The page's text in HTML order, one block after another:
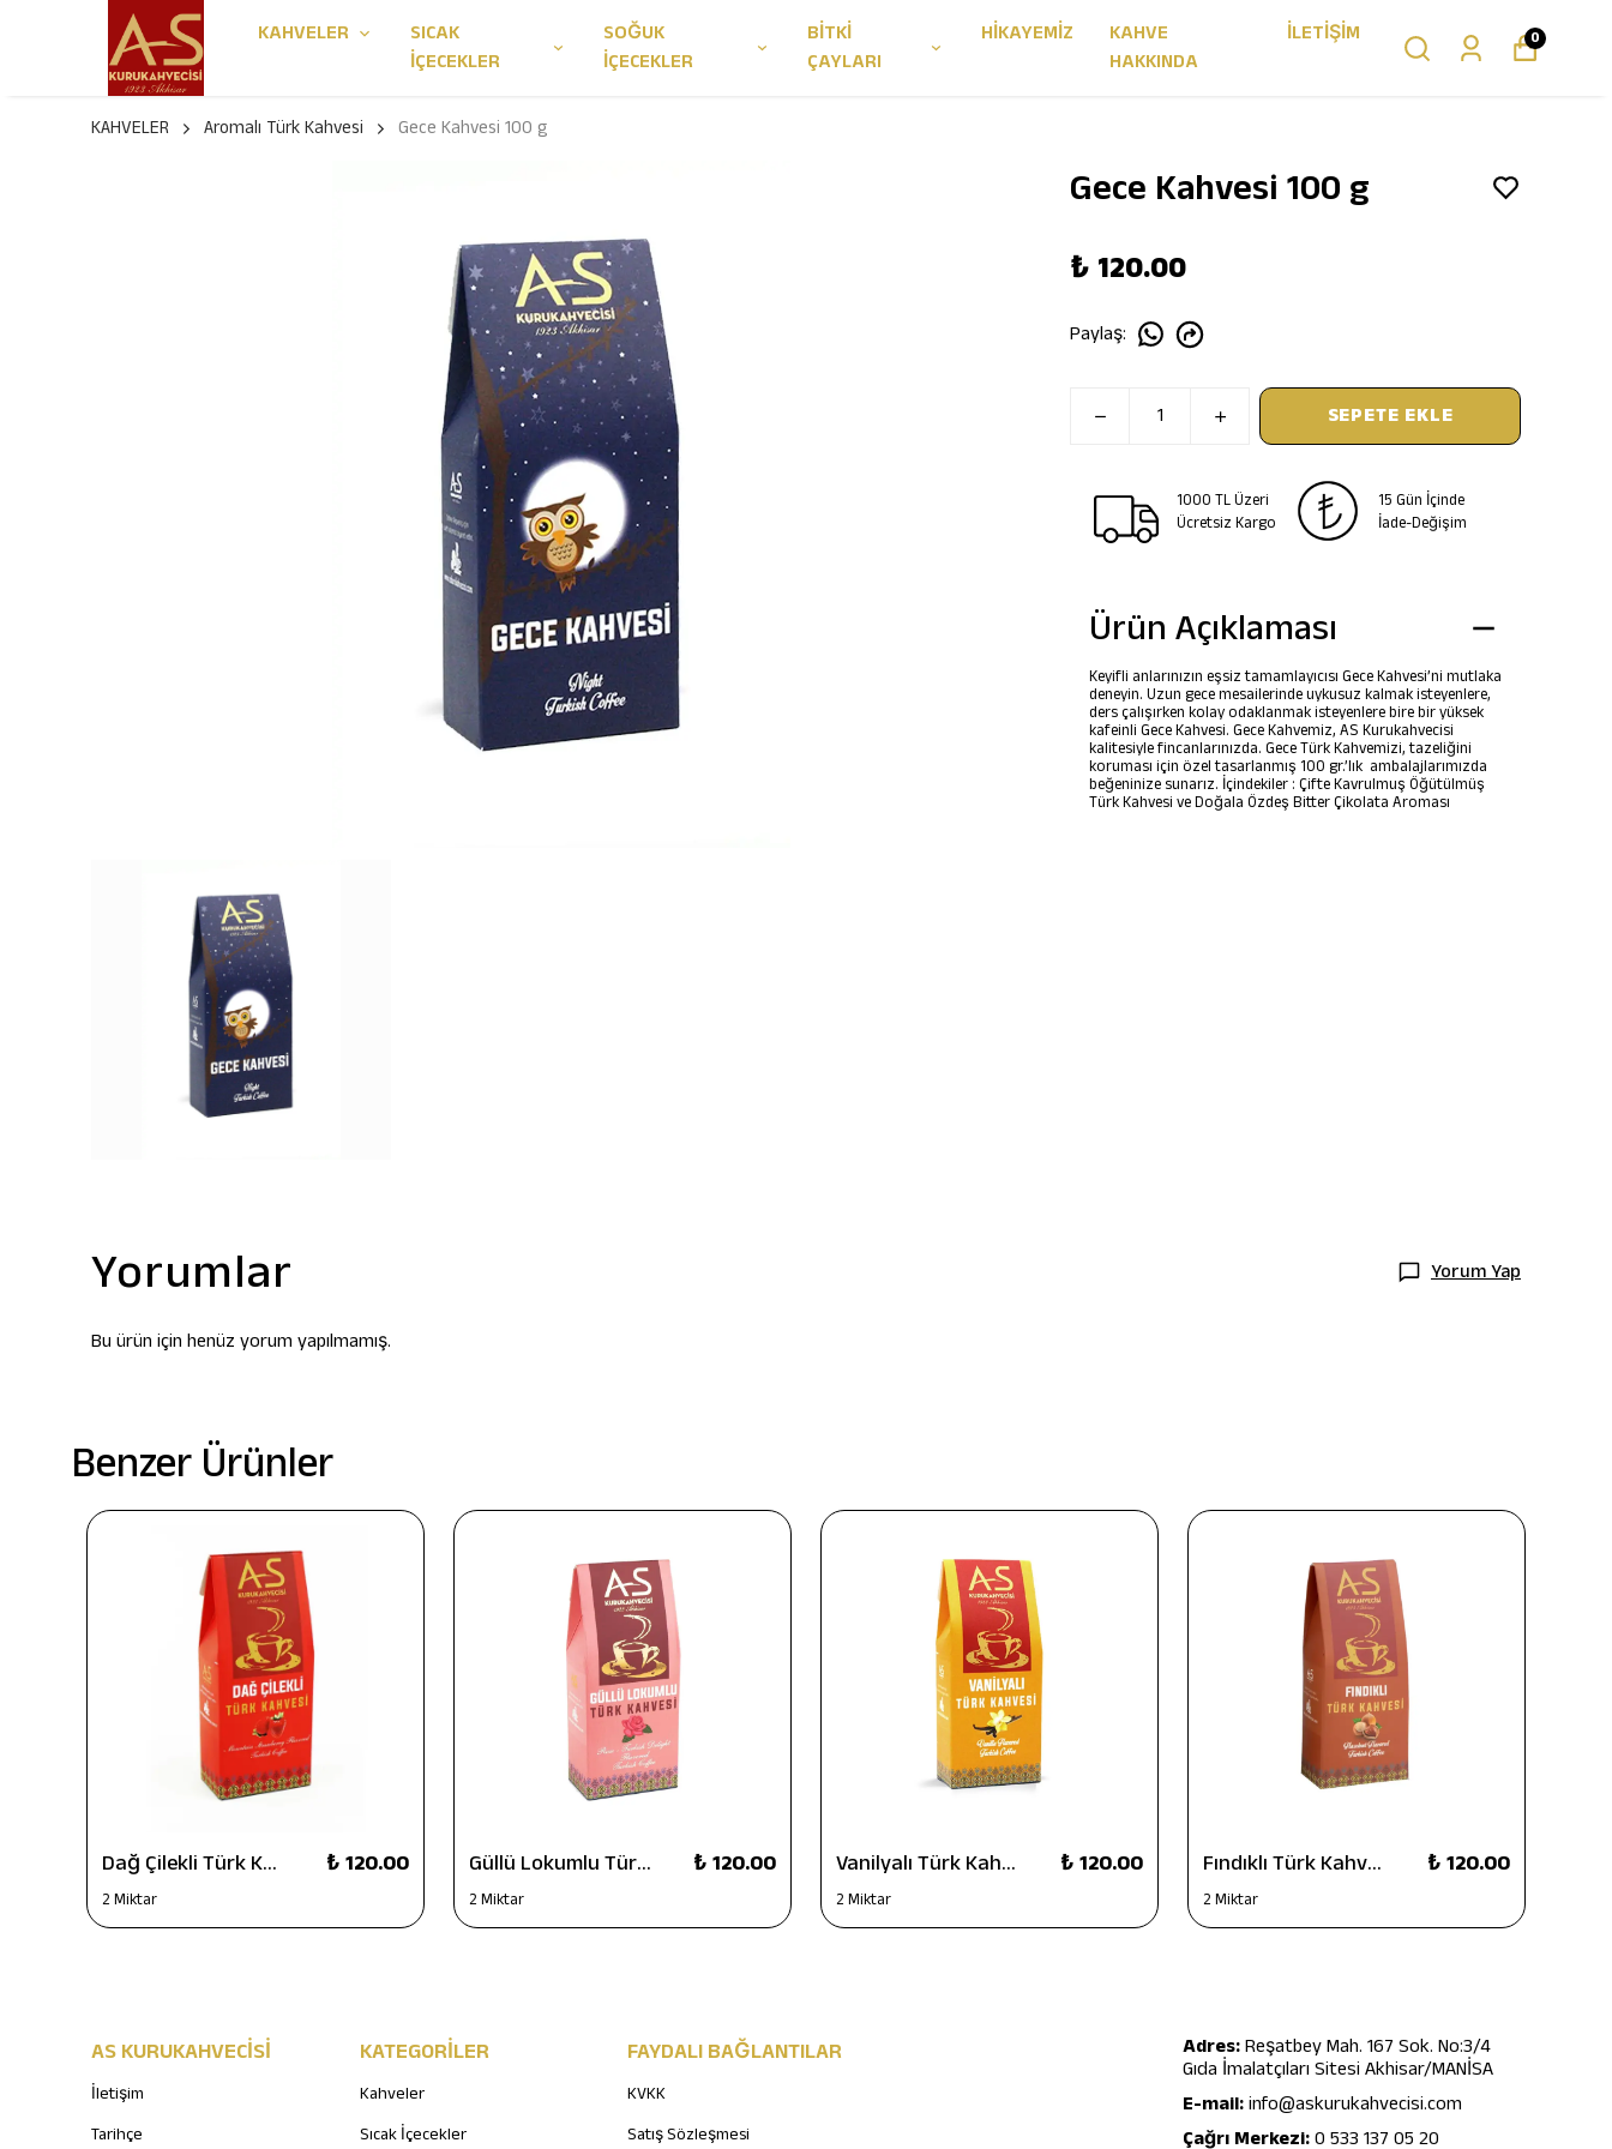
KAHVELER
SICAK
İÇECEKLER
SOĞUK
İÇECEKLER
BİTKİ
ÇAYLARI
HİKAYEMİZ
KAHVE
HAKKINDA
İLETİŞİM 0
KAHVELER Aromalı Türk Kahvesi Gece Kahvesi 100 g
Gece Kahvesi 100 g
₺ 120.00
Paylaş:
SEPETE EKLE
1000 TL Üzeri
Ücretsiz Kargo
15 Gün İçinde
İade-Değişim
Ürün Açıklaması
Keyifli anlarınızın eşsiz tamamlayıcısı Gece Kahvesi’ni mutlaka
deneyin. Uzun gece mesailerinde uykusuz kalmak isteyenlere,
ders çalışırken kolay odaklanmak isteyenlere bire bir yüksek
kafeinli Gece Kahvesi. Gece Kahvemiz, AS Kurukahvecisi
kalitesiyle fincanlarınızda. Gece Türk Kahvemizi, tazeliğini
koruması için özel tasarlanmış 100 gr.’lık ambalajlarımızda
beğeninize sunarız. İçindekiler : Çifte Kavrulmuş Öğütülmüş
Türk Kahvesi ve Doğala Özdeş Bitter Çikolata Aroması
Yorumlar Yorum Yap
Bu ürün için henüz yorum yapılmamış.
Benzer Ürünler
Dağ Çilekli Türk Kahvesi 100 g ₺ 120.00
2 Miktar
Güllü Lokumlu Türk Kahvesi 100 g ₺ 120.00
2 Miktar
Vanilyalı Türk Kahvesi 100 g ₺ 120.00
2 Miktar
Fındıklı Türk Kahvesi 100 g ₺ 120.00
2 Miktar
AS KURUKAHVECİSİ
İletişim
Tarihçe
KATEGORİLER
Kahveler
Sıcak İçecekler
FAYDALI BAĞLANTILAR
KVKK
Satış Sözleşmesi
Adres:Reşatbey Mah. 167 Sok. No:3/4
Gıda İmalatçıları Sitesi Akhisar/MANİSA
E-mail:info@askurukahvecisi.com
Çağrı Merkezi:0 533 137 05 20